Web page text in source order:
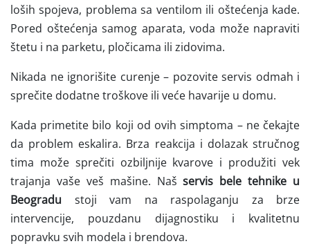
loših spojeva, problema sa ventilom ili oštećenja kade.
Pored oštećenja samog aparata, voda može napraviti
štetu i na parketu, pločicama ili zidovima.
Nikada ne ignorišite curenje – pozovite servis odmah i
sprečite dodatne troškove ili veće havarije u domu.
Kada primetite bilo koji od ovih simptoma – ne čekajte
da problem eskalira. Brza reakcija i dolazak stručnog
tima može sprečiti ozbiljnije kvarove i produžiti vek
trajanja vaše veš mašine. Našservis bele tehnike u
Beogradu stoji vam na raspolaganju za brze
intervencije, pouzdanu dijagnostiku i kvalitetnu
popravku svih modela i brendova.